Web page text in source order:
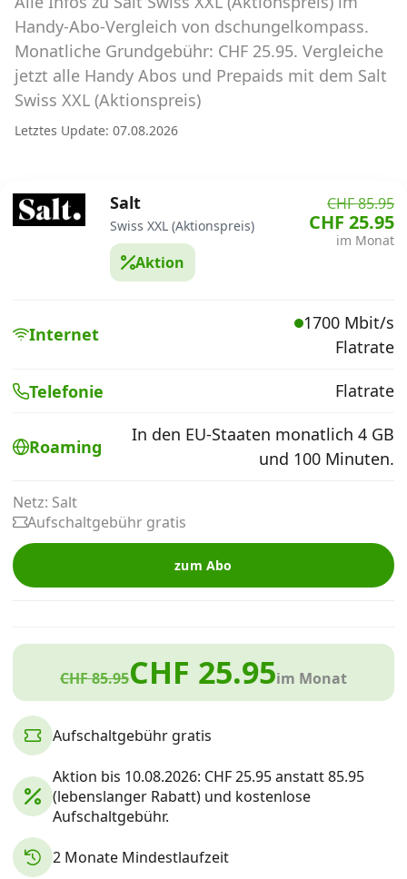
Abos für Tablets, Hotspots und Smart
Watches
Tarifrechner Handy-Abo
Der gute alte Tarifrechner im neuen Design
Alle Anbieter
Mobilfunknetz Schweiz
Roaming-Tarife abfragen
News
Forum
Über uns
Datenschutz
Handy-Abo-Vergleich von dschungelkompass.
Monatliche Grundgebühr: CHF 25.95. Vergleiche
jetzt alle Handy Abos und Prepaids mit dem Salt
Swiss XXL (Aktionspreis)
Letztes Update: 07.08.2026
Salt
Swiss XXL (Aktionspreis)
Aktion
CHF 85.95
CHF 25.95
im Monat
Internet
1700 Mbit/s
Flatrate
Telefonie Flatrate
Roaming
In den EU-Staaten monatlich 4 GB
und 100 Minuten.
Netz: Salt
Aufschaltgebühr gratis
zum Abo
CHF 85.95CHF 25.95im Monat
Aufschaltgebühr gratis
Aktion bis 10.08.2026: CHF 25.95 anstatt 85.95
(lebenslanger Rabatt) und kostenlose
Aufschaltgebühr.
2 Monate Mindestlaufzeit